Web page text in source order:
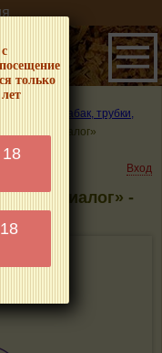
только
Где купить табак, трубки,
ООО «Диалог»
Вход
ООО «Диалог» -